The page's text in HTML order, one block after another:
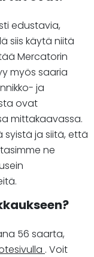
edustavia,
siis käytä niitä
Mercatorin
myös saaria
ja
ovat
mittakaavassa.
syistä ja siitä, että
ne
56 saarta,
. Voit